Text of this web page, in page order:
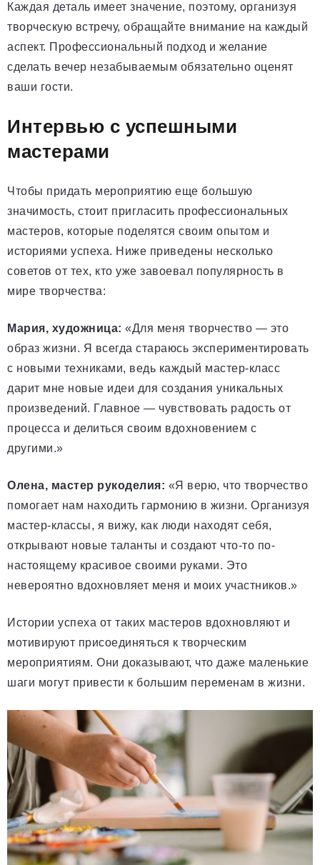
Каждая деталь имеет значение, поэтому, организуя
творческую встречу, обращайте внимание на каждый
аспект. Профессиональный подход и желание
сделать вечер незабываемым обязательно оценят
ваши гости.
Интервью с успешными
мастерами
Чтобы придать мероприятию еще большую
значимость, стоит пригласить профессиональных
мастеров, которые поделятся своим опытом и
историями успеха. Ниже приведены несколько
советов от тех, кто уже завоевал популярность в
мире творчества:
Мария, художница: «Для меня творчество — это
образ жизни. Я всегда стараюсь экспериментировать
с новыми техниками, ведь каждый мастер-класс
дарит мне новые идеи для создания уникальных
произведений. Главное — чувствовать радость от
процесса и делиться своим вдохновением с
другими.»
Олена, мастер рукоделия: «Я верю, что творчество
помогает нам находить гармонию в жизни. Организуя
мастер-классы, я вижу, как люди находят себя,
открывают новые таланты и создают что-то по-
настоящему красивое своими руками. Это
невероятно вдохновляет меня и моих участников.»
Истории успеха от таких мастеров вдохновляют и
мотивируют присоединяться к творческим
мероприятиям. Они доказывают, что даже маленькие
шаги могут привести к большим переменам в жизни.